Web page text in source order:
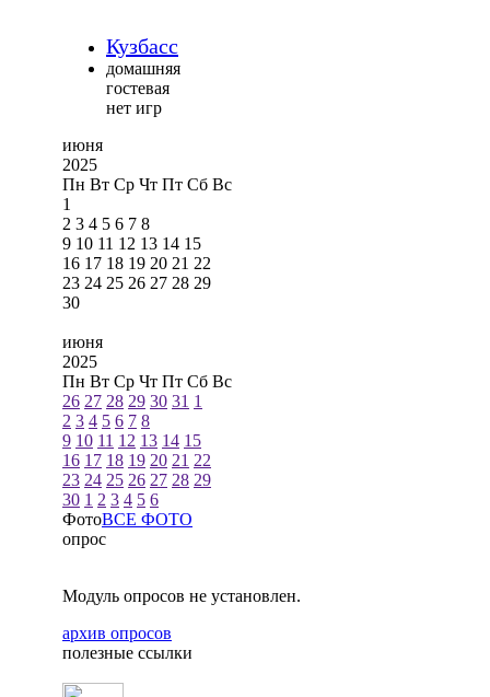
Кузбасс
домашняя
гостевая
нет игр
июня
2025
Пн Вт Ср Чт Пт Сб Вс
1
2 3 4 5 6 7 8
9 10 11 12 13 14 15
16 17 18 19 20 21 22
23 24 25 26 27 28 29
30
июня
2025
Пн Вт Ср Чт Пт Сб Вс
26 27 28 29 30 31 1
2 3 4 5 6 7 8
9 10 11 12 13 14 15
16 17 18 19 20 21 22
23 24 25 26 27 28 29
30 1 2 3 4 5 6
ФотоВСЕ ФОТО
опрос
Модуль опросов не установлен.
архив опросов
полезные ссылки